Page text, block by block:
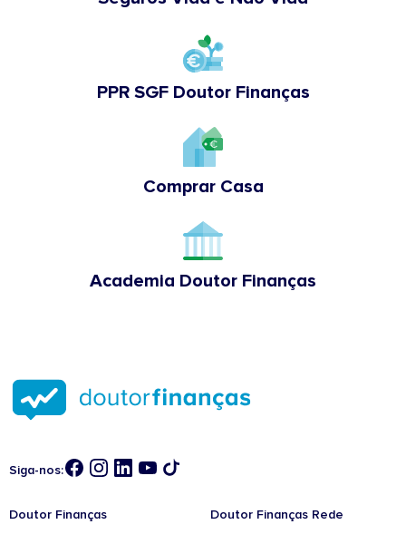
PPR SGF Doutor Finanças
Comprar Casa
Academia Doutor Finanças
Siga-nos:
Doutor Finanças Doutor Finanças Rede